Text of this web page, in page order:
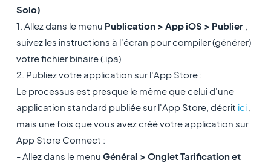
Solo)
1. Allez dans le menu Publication > App iOS > Publier
suivez les instructions à l'écran pour compiler (générer)
votre fichier binaire (.ipa)
2. Publiez votre application sur l'App Store :
Le processus est presque le même que celui d'une
application standard publiée sur l'App Store, décrit ici,
mais une fois que vous avez créé votre application sur
App Store Connect :
- Allez dans le menu Général > Onglet Tarification et